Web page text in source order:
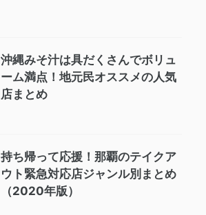
沖縄みそ汁は具だくさんでボリュ
ーム満点！地元民オススメの人気
店まとめ
持ち帰って応援！那覇のテイクア
ウト緊急対応店ジャンル別まとめ
（2020年版）